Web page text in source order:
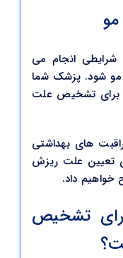
انجام می
شود. پزشک شما
برای تشخیص علت
های بهداشتی
تعیین علت ریزش
خواهیم داد.
تشخیص